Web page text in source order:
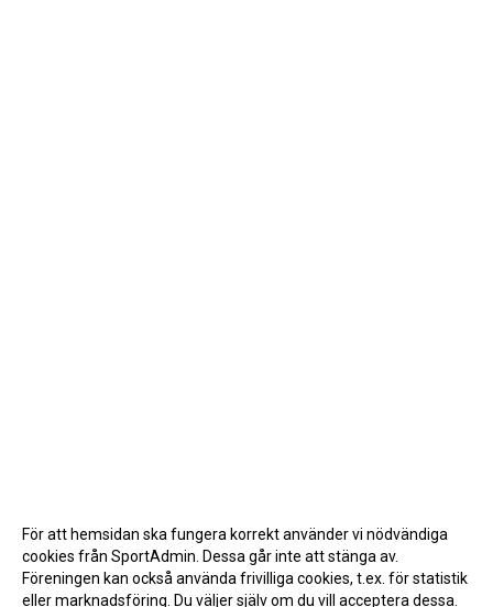
För att hemsidan ska fungera korrekt använder vi nödvändiga
cookies från SportAdmin. Dessa går inte att stänga av.
Föreningen kan också använda frivilliga cookies, t.ex. för statistik
eller marknadsföring. Du väljer själv om du vill acceptera dessa.